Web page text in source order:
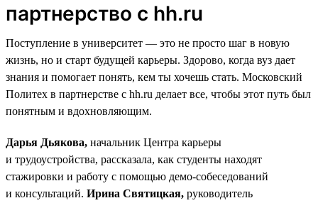
партнерство с hh.ru
Поступление в университет — это не просто шаг в новую
жизнь, но и старт будущей карьеры. Здорово, когда вуз дает
знания и помогает понять, кем ты хочешь стать. Московский
Политех в партнерстве с hh.ru делает все, чтобы этот путь был
понятным и вдохновляющим.
Дарья Дьякова, начальник Центра карьеры
и трудоустройства, рассказала, как студенты находят
стажировки и работу с помощью демо-собеседований
и консультаций. Ирина Святицкая, руководитель